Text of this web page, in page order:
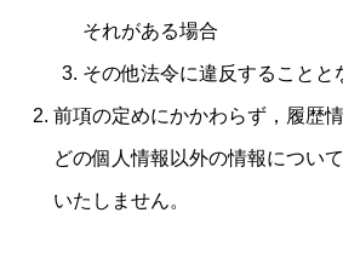
それがある場合
その他法令に違反することと
前項の定めにかかわらず，履歴
どの個人情報以外の情報につい
いたしません。